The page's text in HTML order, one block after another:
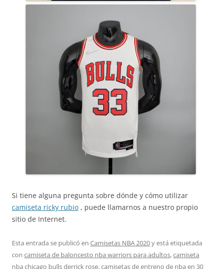
Si tiene alguna pregunta sobre dónde y cómo utilizar
camiseta ricky rubio , puede llamarnos a nuestro propio
sitio de Internet.
Esta entrada se publicó en Camisetas NBA 2020y está etiquetada
con camiseta de baloncesto nba warriors para adultos,camiseta
nba chicago bulls derrick rose,camisetas de entreno de nba en 30